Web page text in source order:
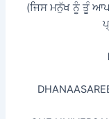
(ਜਿਸ ਮਨੁੱਖ ਨੂੰ ਤੂੰ